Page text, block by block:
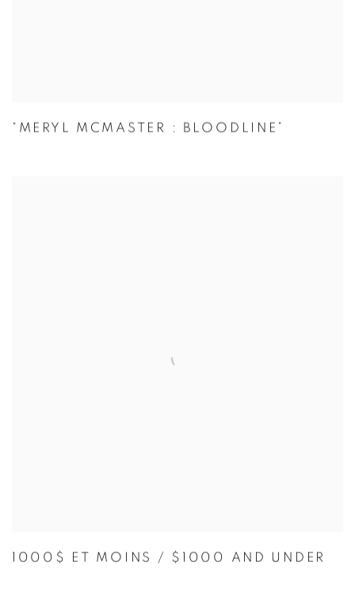
“MERYL MCMASTER : BLOODLINE”
1000$ ET MOINS / $1000 AND UNDER